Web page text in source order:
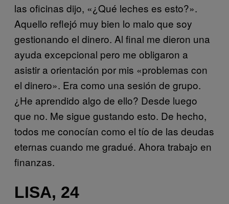
las oficinas dijo, «¿Qué leches es esto?».
Aquello reflejó muy bien lo malo que soy
gestionando el dinero. Al final me dieron una
ayuda excepcional pero me obligaron a
asistir a orientación por mis «problemas con
el dinero». Era como una sesión de grupo.
¿He aprendido algo de ello? Desde luego
que no. Me sigue gustando esto. De hecho,
todos me conocían como el tío de las deudas
eternas cuando me gradué. Ahora trabajo en
finanzas.
LISA, 24